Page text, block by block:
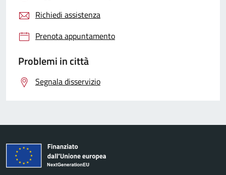
Richiedi assistenza
Prenota appuntamento
Problemi in città
Segnala disservizio